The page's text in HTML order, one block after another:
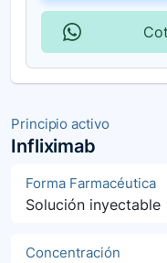
Principio activo
Infliximab
Forma Farmacéutica
Solución inyectable
Concentración